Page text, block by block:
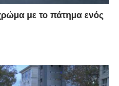
με το πάτημα ενός